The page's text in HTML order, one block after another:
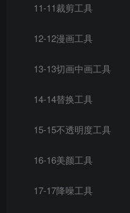
11-11裁剪工具
12-12漫画工具
13-13切画中画工具
14-14替换工具
15-15不透明度工具
16-16美颜工具
17-17降噪工具